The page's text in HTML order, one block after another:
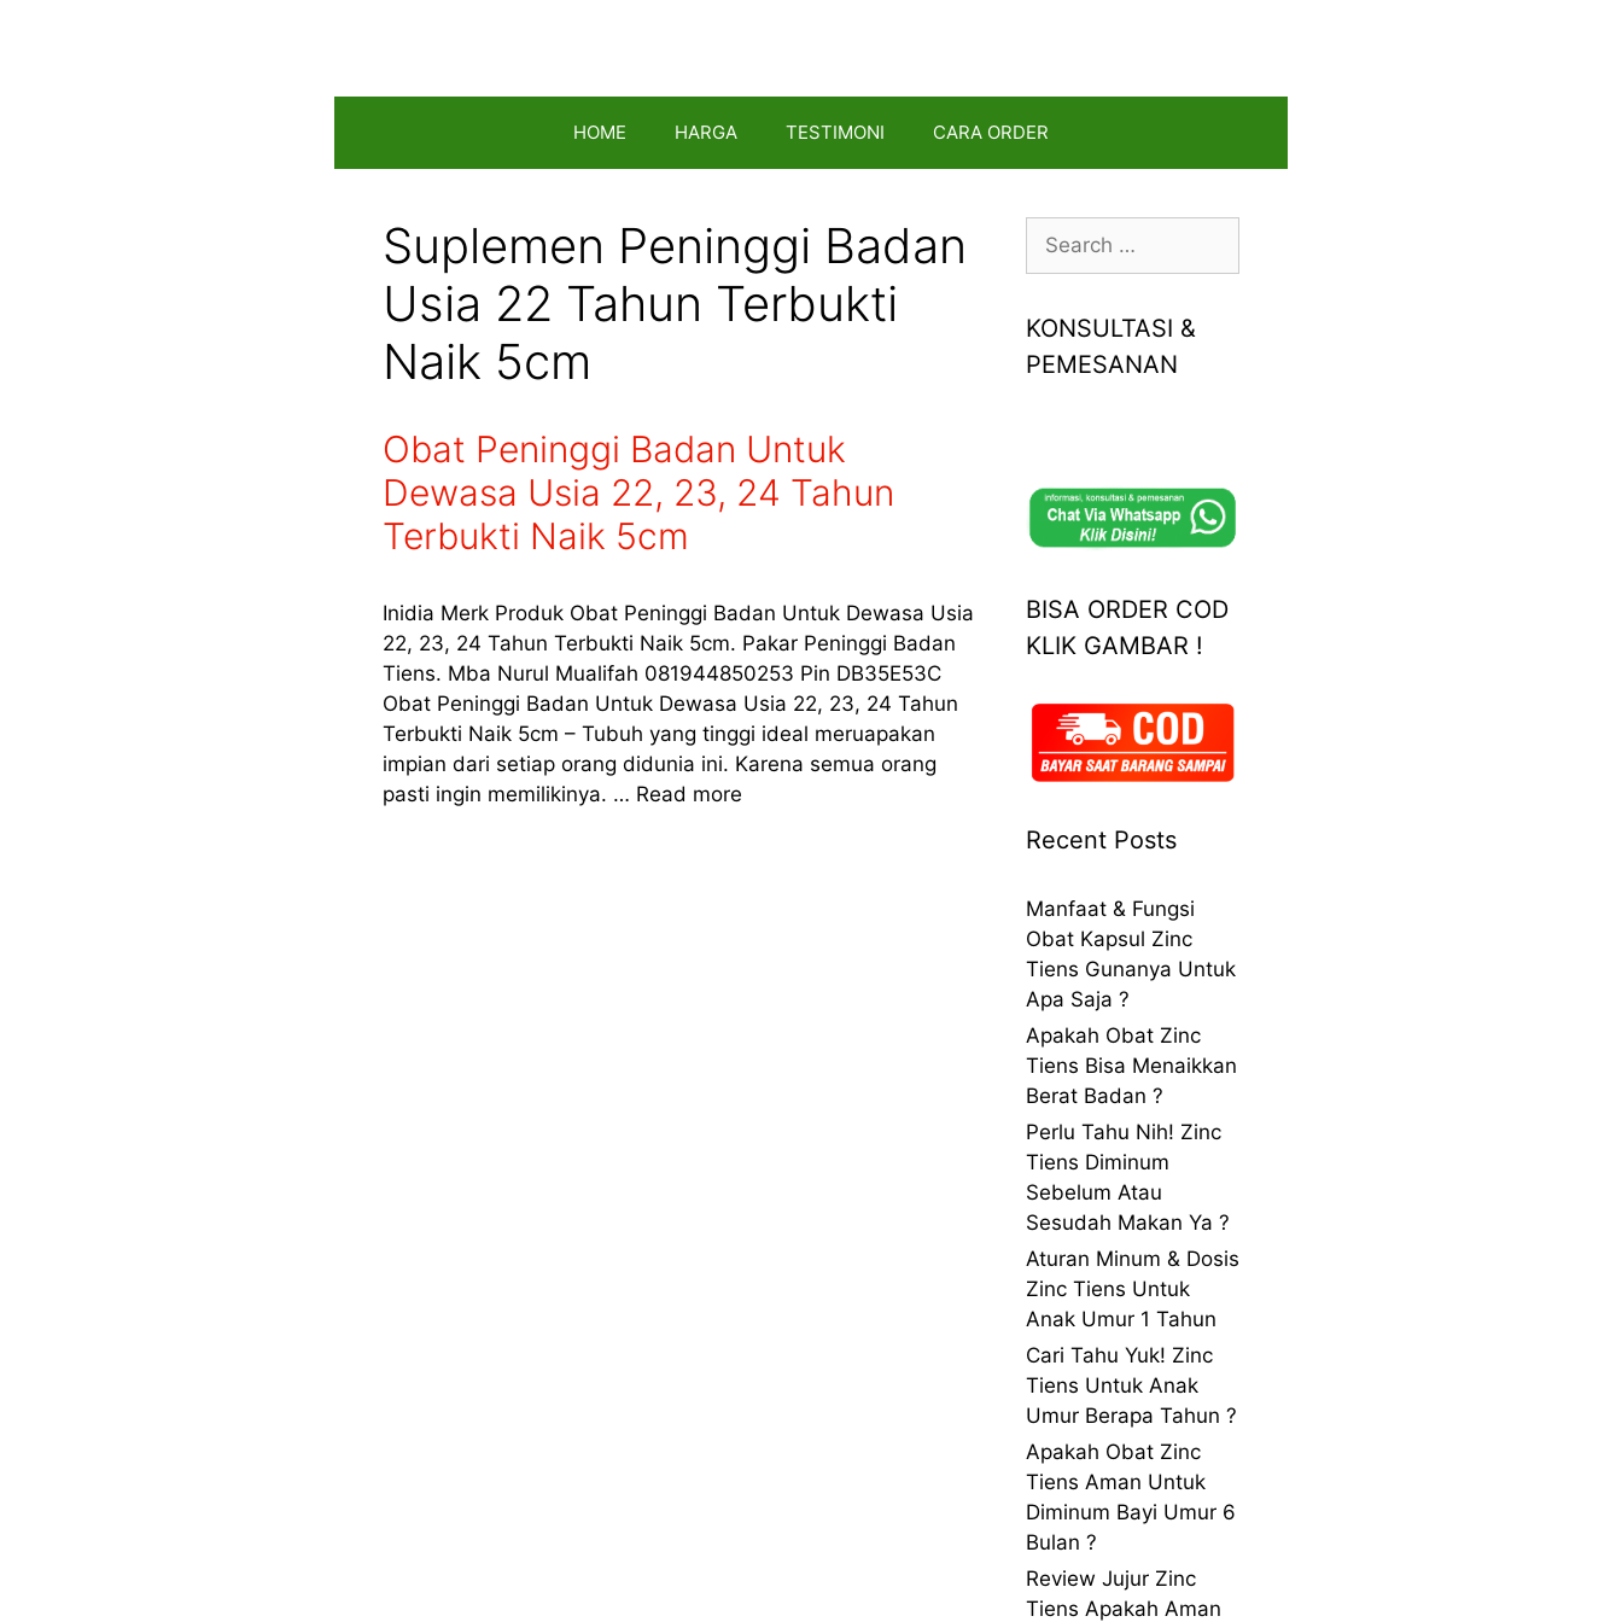
HOME HARGA TESTIMONI CARA ORDER
Suplemen Peninggi Badan
Usia 22 Tahun Terbukti
Naik 5cm
Obat Peninggi Badan Untuk
Dewasa Usia 22, 23, 24 Tahun
Terbukti Naik 5cm
Inidia Merk Produk Obat Peninggi Badan Untuk Dewasa Usia
22, 23, 24 Tahun Terbukti Naik 5cm. Pakar Peninggi Badan
Tiens. Mba Nurul Mualifah 081944850253 Pin DB35E53C
Obat Peninggi Badan Untuk Dewasa Usia 22, 23, 24 Tahun
Terbukti Naik 5cm – Tubuh yang tinggi ideal meruapakan
impian dari setiap orang didunia ini. Karena semua orang
pasti ingin memilikinya. … Read more
Search
for:
KONSULTASI &
PEMESANAN
BISA ORDER COD
KLIK GAMBAR !
Recent Posts
Manfaat & Fungsi
Obat Kapsul Zinc
Tiens Gunanya Untuk
Apa Saja ?
Apakah Obat Zinc
Tiens Bisa Menaikkan
Berat Badan ?
Perlu Tahu Nih! Zinc
Tiens Diminum
Sebelum Atau
Sesudah Makan Ya ?
Aturan Minum & Dosis
Zinc Tiens Untuk
Anak Umur 1 Tahun
Cari Tahu Yuk! Zinc
Tiens Untuk Anak
Umur Berapa Tahun ?
Apakah Obat Zinc
Tiens Aman Untuk
Diminum Bayi Umur 6
Bulan ?
Review Jujur Zinc
Tiens Apakah Aman